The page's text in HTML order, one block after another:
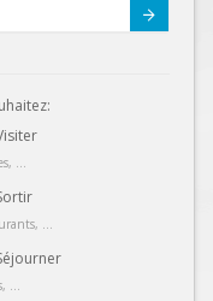
...
...
...